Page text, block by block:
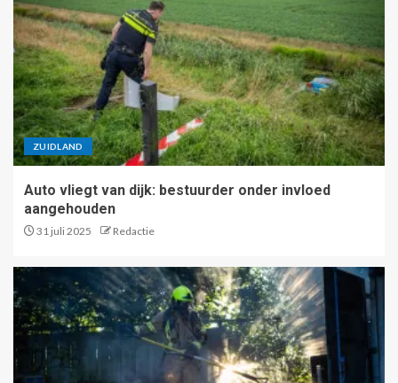
ZUIDLAND
Auto vliegt van dijk: bestuurder onder invloed
aangehouden
31 juli 2025 Redactie